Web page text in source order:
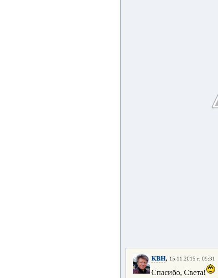
KBH, 15.11.2015 г. 09:31
Спасибо, Света!